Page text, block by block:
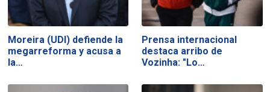
Moreira (UDI) defiende la
megarreforma y acusa a
la…
Prensa internacional
destaca arribo de
Vozinha: "Lo…